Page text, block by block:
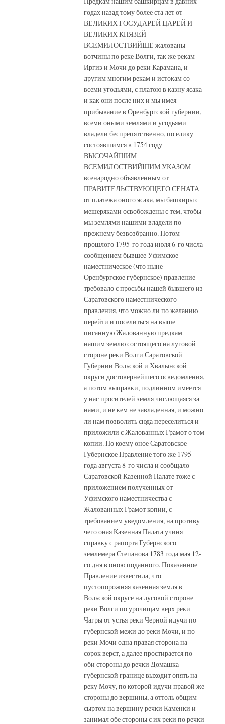
годах назад тому более ста лет от
ВЕЛИКИХ ГОСУДАРЕЙ ЦАРЕЙ И
ВЕЛИКИХ КНЯЗЕЙ
ВСЕМИЛОСТВИЙШЕ жалованы
вотчины по реке Волги, так же рекам
Иргиз и Мочи до реки Карамана, и
другим многим рекам и истокам со
всеми угодьями, с платою в казну ясака
и как они после них и мы имея
прибывание в Оренбургской губернии,
всеми оными землями и угодьями
владели беспрепятственно, по елику
состоявшимся в 1754 году
ВЫСОЧАЙШИМ
ВСЕМИЛОСТВИЙШИМ УКАЗОМ
всенародно объявленным от
ПРАВИТЕЛЬСТВУЮЩЕГО СЕНАТА
от платежа оного ясака, мы башкиры с
мешеряками освобождены с тем, чтобы
мы землями нашими владели по
прежнему безвозбранно. Потом
прошлого 1795-го года июля 6-го числа
сообщением бывшее Уфимское
наместническое (что ныне
Оренбургское губернское) правление
требовало с просьбы нашей бывшего из
Саратовского наместнического
правления, что можно ли по желанию
перейти и поселиться на выше
писанную Жалованную предкам
нашим землю состоящего на луговой
стороне реки Волги Саратовской
Губернии Вольской и Хвалынской
округи достовернейшего осведомления,
а потом выправки, подлинном имеется
у нас просителей земля числющаяся за
нами, и не кем не завладенная, и можно
ли нам позволить сюда переселиться и
приложили с Жалованных Грамот о том
копии. По коему оное Саратовское
Губернское Правление того же 1795
года августа 8-го числа и сообщало
Саратовской Казенной Палате тоже с
приложением полученных от
Уфимского наместничества с
Жалованных Грамот копии, с
требованием уведомления, на противу
чего оная Казенная Палата учиня
справку с рапорта Губернского
землемера Степанова 1783 года мая 12-
го дня в оною поданного. Показанное
Правление известила, что
пустопорожняя казенная земля в
Вольской округе на луговой стороне
реки Волги по урочищам верх реки
Чагры от устья реки Черной идучи по
губернской межи до реки Мочи, и по
реки Мочи одна правая сторона на
сорок верст, а далее простирается по
оби стороны до речки Домашка
губернской границе выходит опять на
реку Мочу, по которой идучи правой же
стороны до вершины, а оттоль общим
сыртом на вершину речки Каменки и
занимал обе стороны с их реки по речки